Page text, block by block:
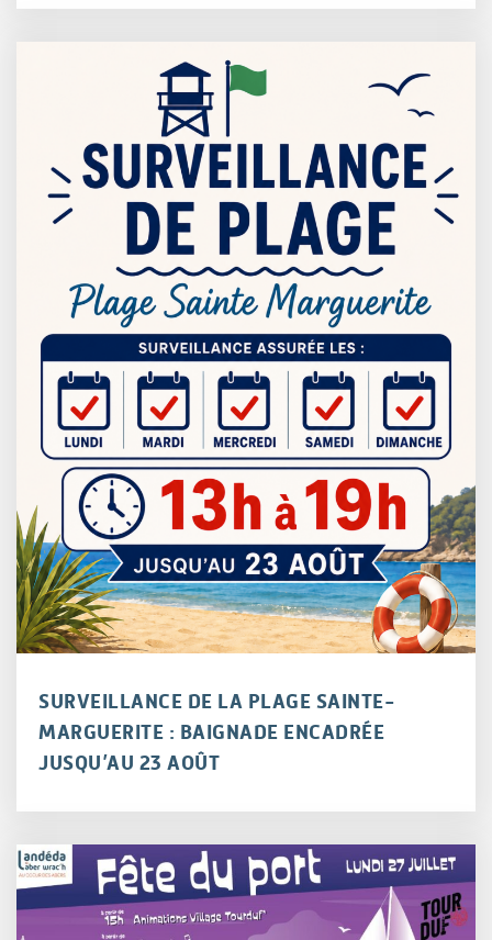
SURVEILLANCE DE LA PLAGE SAINTE-
MARGUERITE : BAIGNADE ENCADRÉE
JUSQU’AU 23 AOÛT